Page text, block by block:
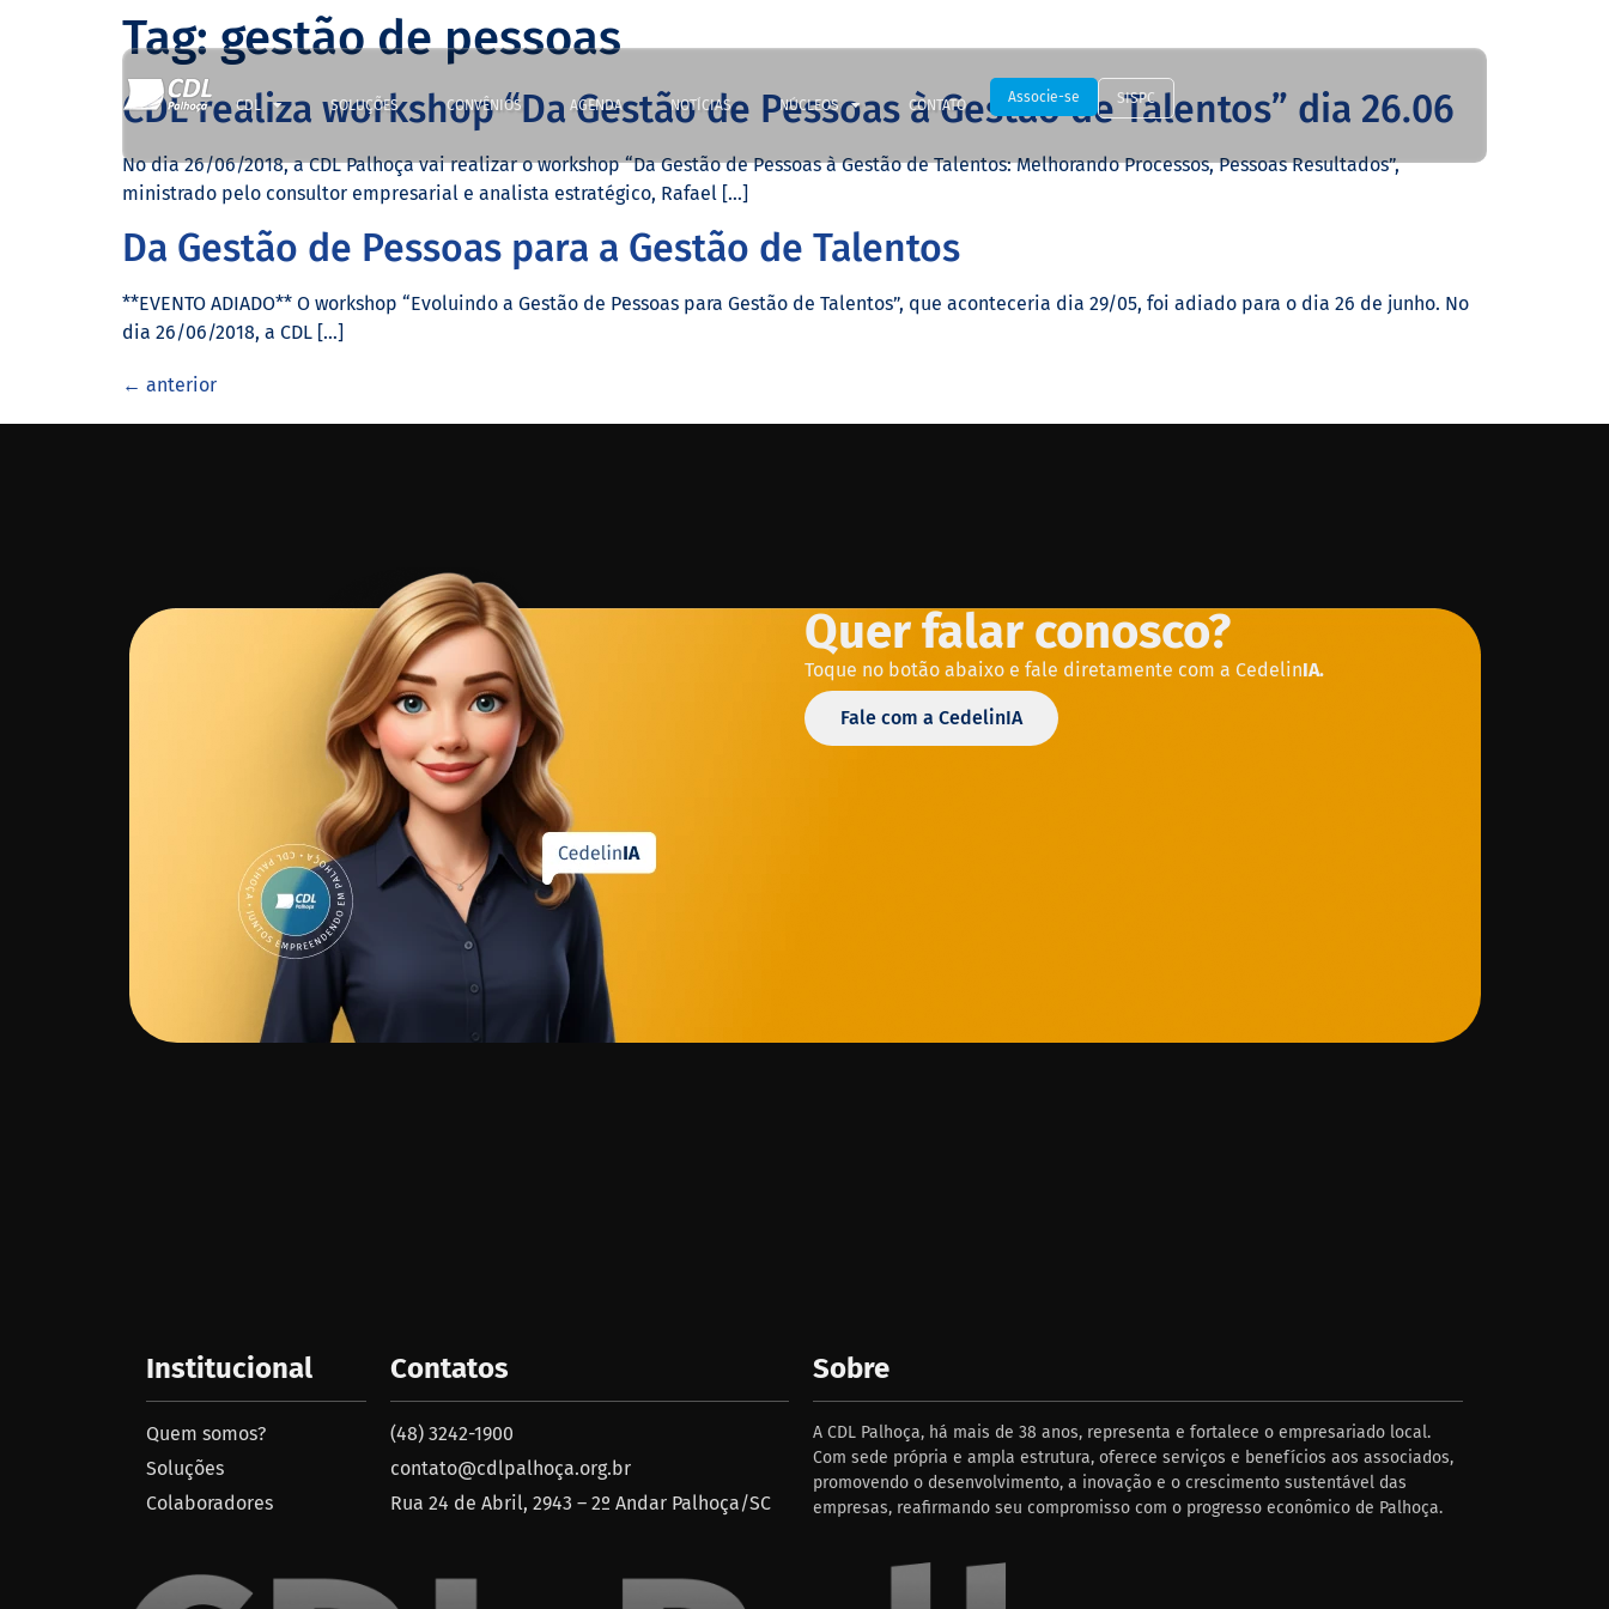
CDL SOLUÇÕES CONVÊNIOS AGENDA NOTÍCIAS NÚCLEOS CONTATO Associe-se SISPC
Tag:gestão de pessoas
CDL realiza workshop “Da Gestão de Pessoas à Gestão de Talentos” dia 26.06
No dia 26/06/2018, a CDL Palhoça vai realizar o workshop “Da Gestão de Pessoas à Gestão de Talentos: Melhorando Processos, Pessoas Resultados”,
ministrado pelo consultor empresarial e analista estratégico, Rafael […]
Da Gestão de Pessoas para a Gestão de Talentos
**EVENTO ADIADO** O workshop “Evoluindo a Gestão de Pessoas para Gestão de Talentos”, que aconteceria dia 29/05, foi adiado para o dia 26 de junho. No
dia 26/06/2018, a CDL […]
← anterior
Quer falar conosco?
Toque no botão abaixo e fale diretamente com a CedelinIA.
Fale com a CedelinIA
Institucional
Quem somos?
Soluções
Colaboradores
Contatos
(48) 3242-1900
contato@cdlpalhoça.org.br
Rua 24 de Abril, 2943 – 2º Andar Palhoça/SC
Sobre
A CDL Palhoça, há mais de 38 anos, representa e fortalece o empresariado local.
Com sede própria e ampla estrutura, oferece serviços e benefícios aos associados,
promovendo o desenvolvimento, a inovação e o crescimento sustentável das
empresas, reafirmando seu compromisso com o progresso econômico de Palhoça.